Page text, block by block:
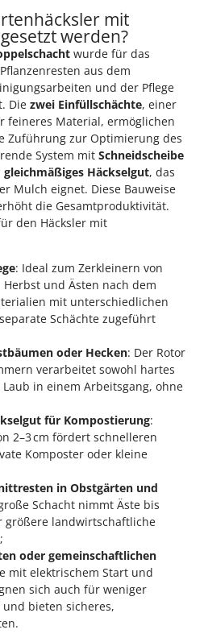
mit
werden?
wurde für das
aus dem
und der Pflege
Die zwei Einfüllschächte, einer
feineres Material, ermöglichen
Zuführung zur Optimierung des
System mit Schneidscheibe
gleichmäßiges Häckselgut, das
Mulch eignet. Diese Bauweise
die Gesamtproduktivität.
den Häcksler mit
: Ideal zum Zerkleinern von
und Ästen nach dem
mit unterschiedlichen
Schächte zugeführt
oder Hecken: Der Rotor
verarbeitet sowohl hartes
in einem Arbeitsgang, ohne
für Kompostierung:
2–3 cm fördert schnelleren
Komposter oder kleine
in Obstgärten und
Schacht nimmt Äste bis
größere landwirtschaftliche
oder gemeinschaftlichen
mit elektrischem Start und
sich auch für weniger
bieten sicheres,